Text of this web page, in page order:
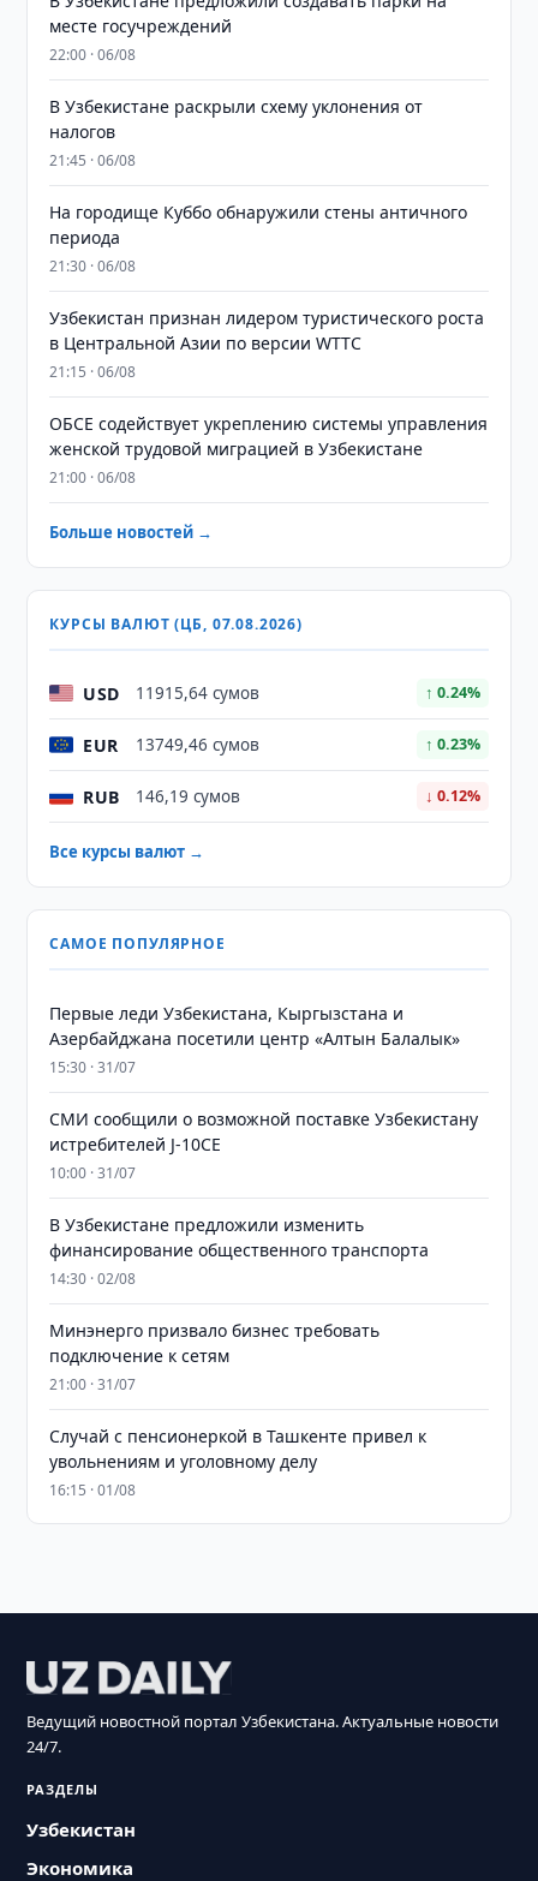
месте госучреждений
22:00 · 06/08
В Узбекистане раскрыли схему уклонения от
налогов
21:45 · 06/08
На городище Куббо обнаружили стены античного
периода
21:30 · 06/08
Узбекистан признан лидером туристического роста
в Центральной Азии по версии WTTC
21:15 · 06/08
ОБСЕ содействует укреплению системы управления
женской трудовой миграцией в Узбекистане
21:00 · 06/08
Больше новостей →
КУРСЫ ВАЛЮТ (ЦБ, 07.08.2026)
USD 11915,64 сумов ↑ 0.24%
EUR 13749,46 сумов ↑ 0.23%
RUB 146,19 сумов ↓ 0.12%
Все курсы валют →
САМОЕ ПОПУЛЯРНОЕ
Первые леди Узбекистана, Кыргызстана и
Азербайджана посетили центр «Алтын Балалык»
15:30 · 31/07
СМИ сообщили о возможной поставке Узбекистану
истребителей J-10CE
10:00 · 31/07
В Узбекистане предложили изменить
финансирование общественного транспорта
14:30 · 02/08
Минэнерго призвало бизнес требовать
подключение к сетям
21:00 · 31/07
Случай с пенсионеркой в Ташкенте привел к
увольнениям и уголовному делу
16:15 · 01/08
Ведущий новостной портал Узбекистана. Актуальные новости
24/7.
РАЗДЕЛЫ
Узбекистан
Экономика